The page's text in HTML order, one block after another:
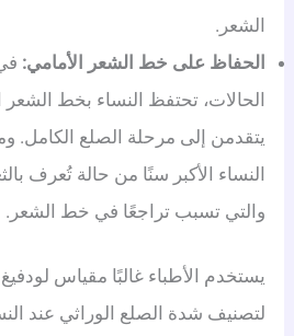
الشعر.
الحفاظ على خط الشعر الأمامي:في
الحالات، تحتفظ النساء بخط الشعر
يتقدمن إلى مرحلة الصلع الكامل.
النساء الأكبر سنًا من حالة تُعرف
والتي تسبب تراجعًا في خط الشعر.
لتصنيف شدة الصلع الوراثي عند